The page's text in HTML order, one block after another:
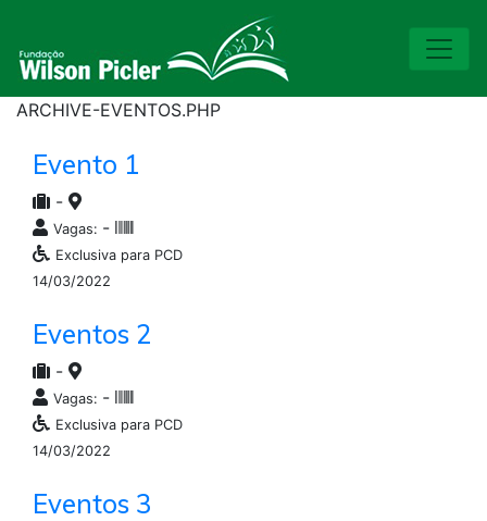
ARCHIVE-EVENTOS.PHP
Evento 1
-
Vagas: -
Exclusiva para PCD
14/03/2022
Eventos 2
-
Vagas: -
Exclusiva para PCD
14/03/2022
Eventos 3